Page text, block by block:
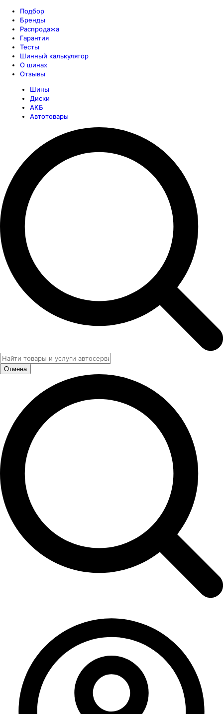
Подбор
Бренды
Распродажа
Гарантия
Тесты
Шинный калькулятор
О шинах
Отзывы
Шины
Диски
АКБ
Автотовары
Отмена